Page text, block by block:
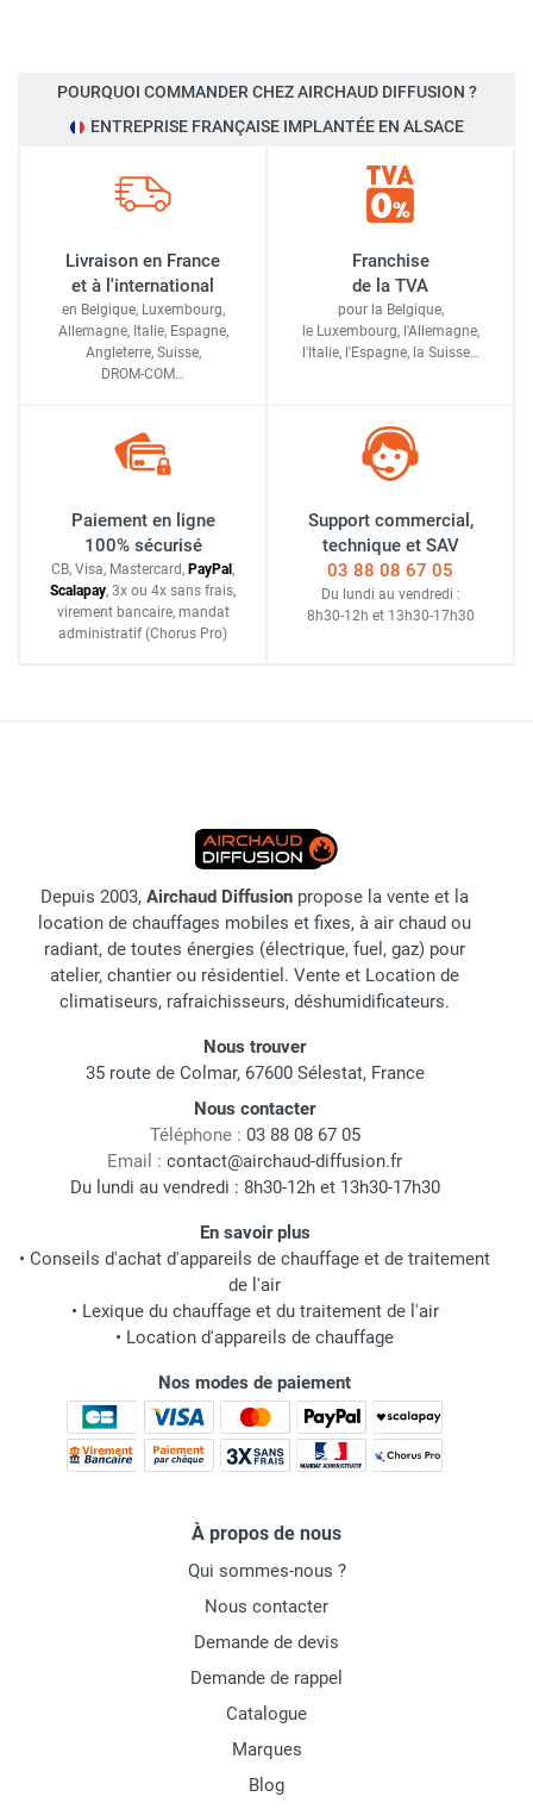
POURQUOI COMMANDER CHEZ AIRCHAUD DIFFUSION ?
ENTREPRISE FRANÇAISE IMPLANTÉE EN ALSACE
Livraison en France
et à l'international
en Belgique, Luxembourg,
Allemagne, Italie, Espagne,
Angleterre, Suisse,
DROM-COM…
Franchise
de la TVA
pour la Belgique,
le Luxembourg, l'Allemagne,
l'Italie, l'Espagne, la Suisse…
Paiement en ligne
100% sécurisé
CB, Visa, Mastercard, PayPal ,
Scalapay, 3x ou 4x sans frais,
virement bancaire, mandat
administratif (Chorus Pro)
Support commercial,
technique et SAV
03 88 08 67 05
Du lundi au vendredi :
8h30-12h et 13h30-17h30
Depuis 2003, Airchaud Diffusion propose la vente et la
location de chauffages mobiles et fixes, à air chaud ou
radiant, de toutes énergies (électrique, fuel, gaz) pour
atelier, chantier ou résidentiel. Vente et Location de
climatiseurs, rafraichisseurs, déshumidificateurs.
Nous trouver
35 route de Colmar, 67600 Sélestat, France
Nous contacter
Téléphone : 03 88 08 67 05
Email : contact@airchaud-diffusion.fr
Du lundi au vendredi : 8h30-12h et 13h30-17h30
En savoir plus
• Conseils d'achat d'appareils de chauffage et de traitement
de l'air
• Lexique du chauffage et du traitement de l'air
• Location d'appareils de chauffage
Nos modes de paiement
À propos de nous
Qui sommes-nous ?
Nous contacter
Demande de devis
Demande de rappel
Catalogue
Marques
Blog